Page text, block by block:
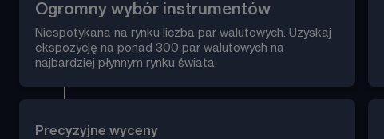
Ogromny wybór instrumentów
Niespotykana na rynku liczba par walutowych . Uzyskaj
ekspozycję na ponad 300 par walutowych na
najbardziej płynnym rynku świata.
Precyzyjne wyceny